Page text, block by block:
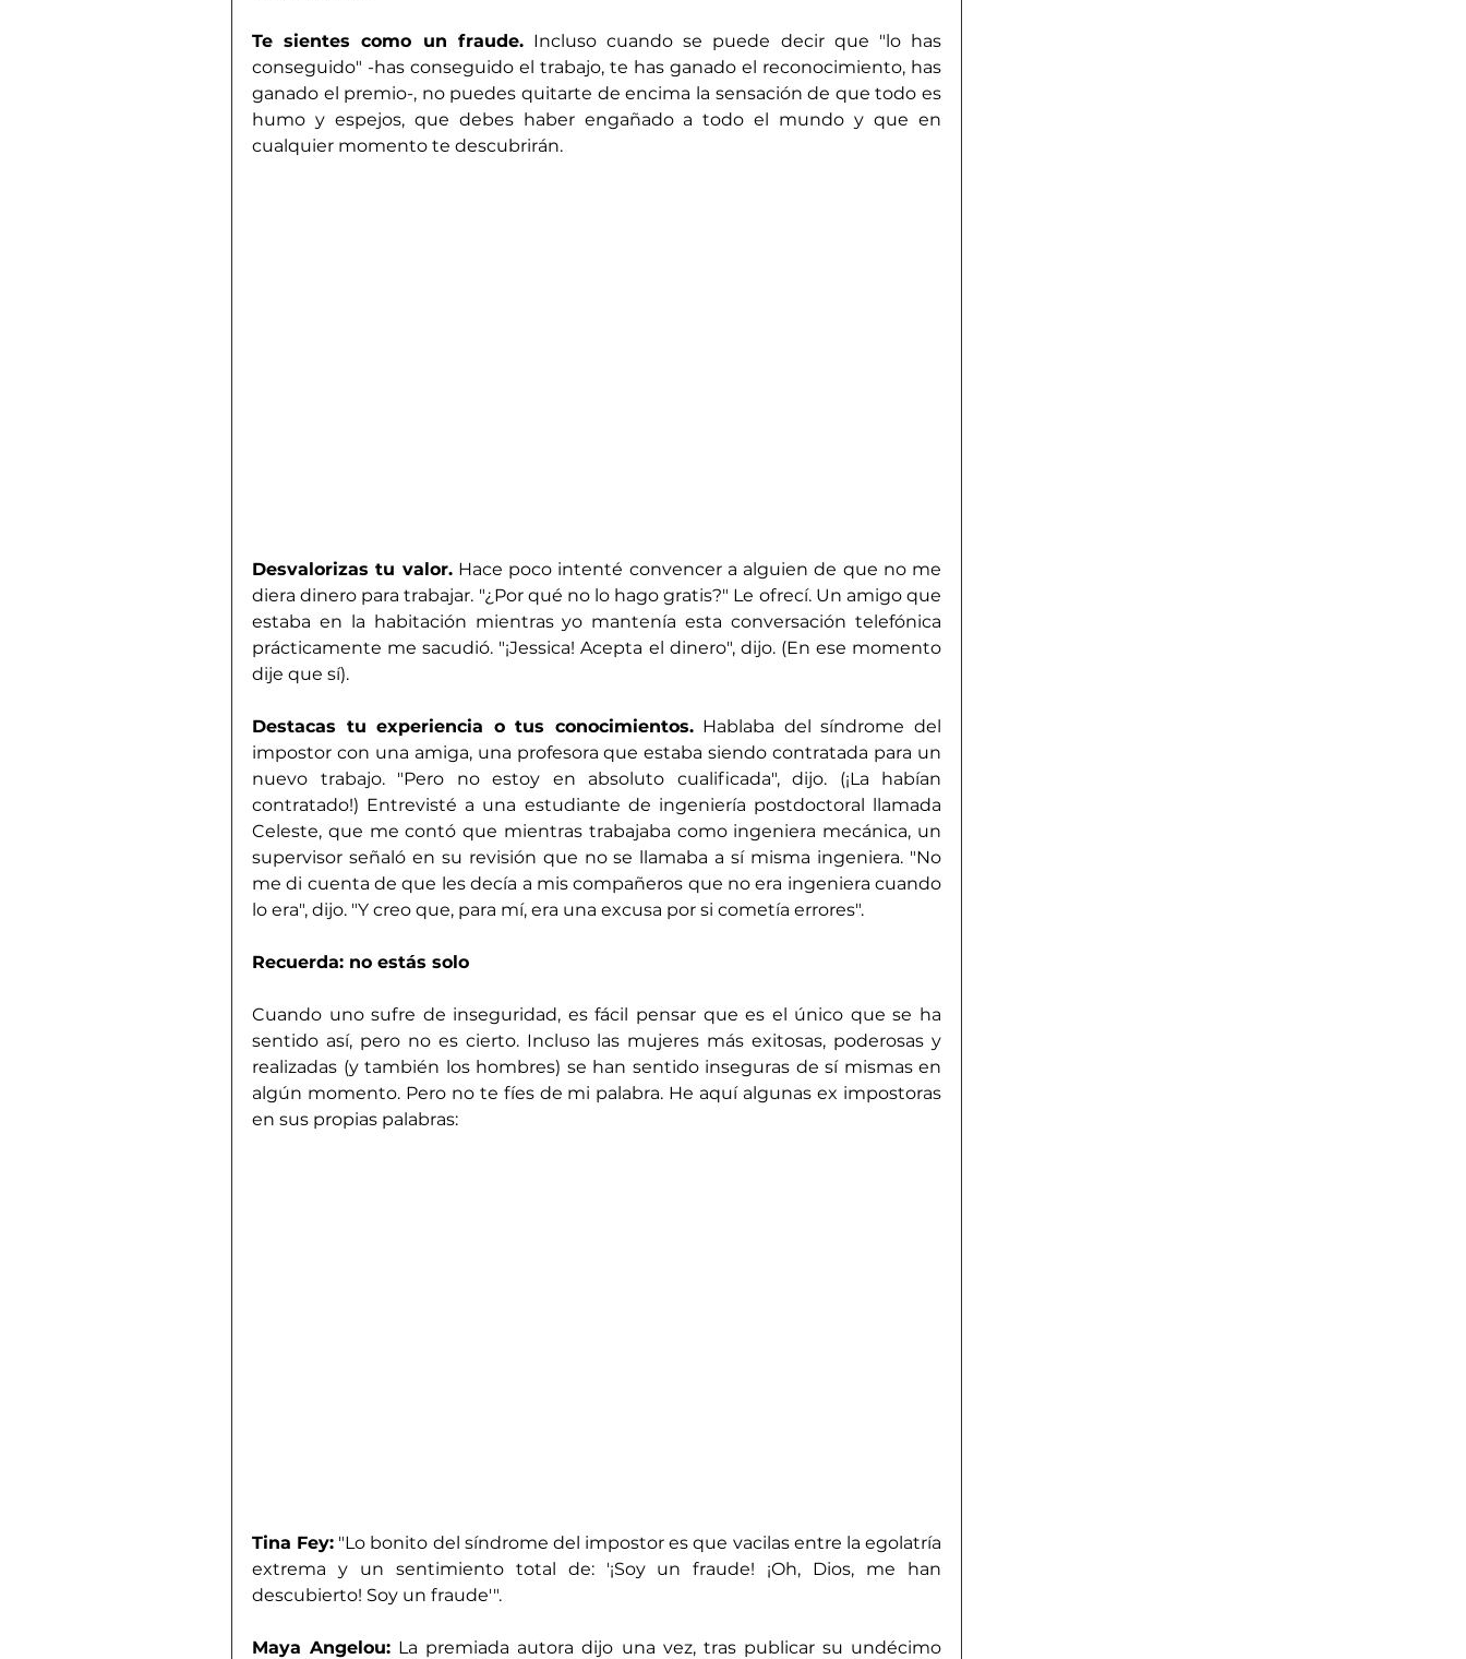
Te sientes como un fraude. Incluso cuando se puede decir que "lo has
conseguido" -has conseguido el trabajo, te has ganado el reconocimiento, has
ganado el premio-, no puedes quitarte de encima la sensación de que todo es
humo y espejos, que debes haber engañado a todo el mundo y que en
cualquier momento te descubrirán.
Desvalorizas tu valor. Hace poco intenté convencer a alguien de que no me
diera dinero para trabajar. "¿Por qué no lo hago gratis?" Le ofrecí. Un amigo que
estaba en la habitación mientras yo mantenía esta conversación telefónica
prácticamente me sacudió. "¡Jessica! Acepta el dinero", dijo. (En ese momento
dije que sí).
Destacas tu experiencia o tus conocimientos. Hablaba del síndrome del
impostor con una amiga, una profesora que estaba siendo contratada para un
nuevo trabajo. "Pero no estoy en absoluto cualificada", dijo. (¡La habían
contratado!) Entrevisté a una estudiante de ingeniería postdoctoral llamada
Celeste, que me contó que mientras trabajaba como ingeniera mecánica, un
supervisor señaló en su revisión que no se llamaba a sí misma ingeniera. "No
me di cuenta de que les decía a mis compañeros que no era ingeniera cuando
lo era", dijo. "Y creo que, para mí, era una excusa por si cometía errores".
Recuerda: no estás solo
Cuando uno sufre de inseguridad, es fácil pensar que es el único que se ha
sentido así, pero no es cierto. Incluso las mujeres más exitosas, poderosas y
realizadas (y también los hombres) se han sentido inseguras de sí mismas en
algún momento. Pero no te fíes de mi palabra. He aquí algunas ex impostoras
en sus propias palabras:
Tina Fey: "Lo bonito del síndrome del impostor es que vacilas entre la egolatría
extrema y un sentimiento total de: '¡Soy un fraude! ¡Oh, Dios, me han
descubierto! Soy un fraude'".
Maya Angelou: La premiada autora dijo una vez, tras publicar su undécimo